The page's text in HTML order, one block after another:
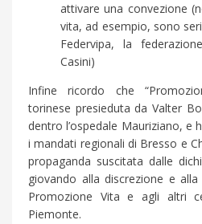
attivare una convezione
vita, ad esempio, sono
Federvipa, la
Casini)
Infine ricordo che
torinese presieduta da Valter
dentro l’ospedale Mauriziano, e
i mandati regionali di Bresso e
propaganda suscitata dalle
giovando alla discrezione e
Promozione Vita e agli altri
Piemonte.